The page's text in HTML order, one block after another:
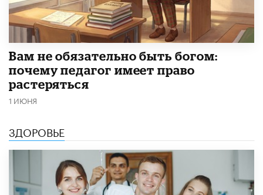
​Вам не обязательно быть богом:
почему педагог имеет право
растеряться
1 ИЮНЯ
ЗДОРОВЬЕ